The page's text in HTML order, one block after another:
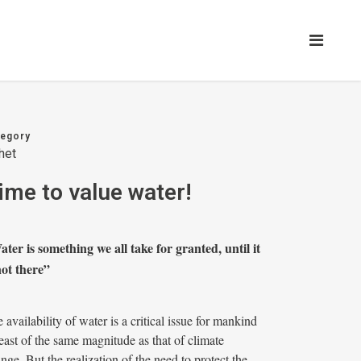
to value water!
is something we all take for granted, until it
there”
availability of water is a critical issue for mankind
of the same magnitude as that of climate